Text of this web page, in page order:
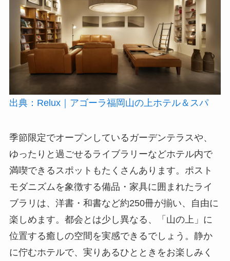
出典：Relux｜アゴーラ福岡山の上ホテル＆スパ
季節限定でオープンしているガーデンテラスや、
ゆったりと過ごせるライブラリーなどホテル内で
満喫できるスポットもたくさんあります。ポスト
モダニズムを象徴する備品・家具に囲まれたライ
ブラリは、洋書・和書など約250冊が揃い、自由に
楽しめます。都会とは少し異なる、「山の上」に
位置する癒しの空間を実感できるでしょう。静か
に佇むホテルで、実りあるひとときをお楽しみく